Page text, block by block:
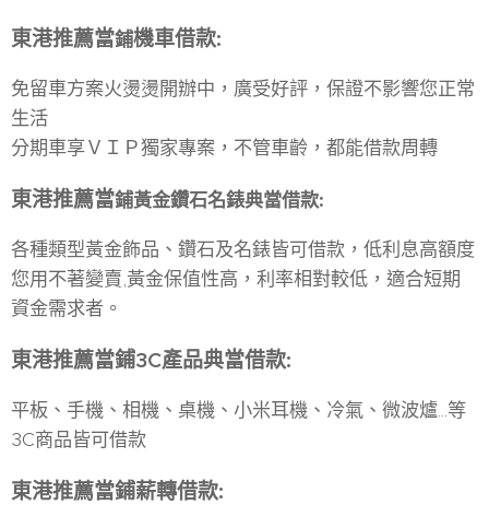
東港推薦當鋪機車借款:
免留車方案火燙燙開辦中，廣受好評，保證不影響您正常
生活
分期車享ＶＩＰ獨家專案，不管車齡，都能借款周轉
東港推薦當鋪黃金鑽石名錶典當借款:
各種類型黃金飾品、鑽石及名錶皆可借款，低利息高額度
您用不著變賣,黃金保值性高，利率相對較低，適合短期
資金需求者。
東港推薦當鋪3C產品典當借款:
平板、手機、相機、桌機、小米耳機、冷氣、微波爐...等
3C商品皆可借款
東港推薦當鋪薪轉借款: